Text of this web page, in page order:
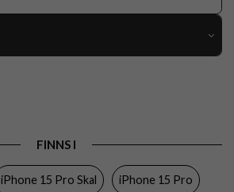
MagSafe-kompatibel, Stöttålig
Genomskinlig
FINNS I
iPhone 15 Pro Skal iPhone 15 Pro